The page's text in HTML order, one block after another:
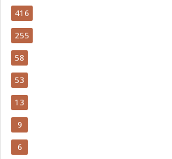
416
255
58
53
13
9
6